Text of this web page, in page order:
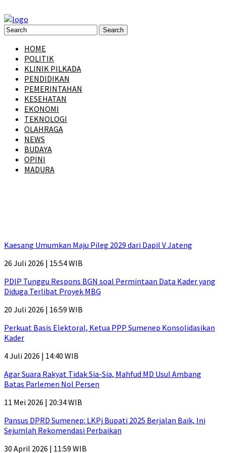
HOME
POLITIK
KLINIK PILKADA
PENDIDIKAN
PEMERINTAHAN
KESEHATAN
EKONOMI
TEKNOLOGI
OLAHRAGA
NEWS
BUDAYA
OPINI
MADURA
Kaesang Umumkan Maju Pileg 2029 dari Dapil V Jateng
26 Juli 2026 | 15:54 WIB
PDIP Tunggu Respons BGN soal Permintaan Data Kader yang
Diduga Terlibat Proyek MBG
20 Juli 2026 | 16:59 WIB
Perkuat Basis Elektoral, Ketua PPP Sumenep Konsolidasikan
Kader
4 Juli 2026 | 14:40 WIB
Agar Suara Rakyat Tidak Sia-Sia, Mahfud MD Usul Ambang
Batas Parlemen Nol Persen
11 Mei 2026 | 20:34 WIB
Pansus DPRD Sumenep: LKPj Bupati 2025 Berjalan Baik, Ini
Sejumlah Rekomendasi Perbaikan
30 April 2026 | 11:59 WIB